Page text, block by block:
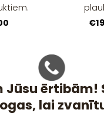
ērtibām!
lai